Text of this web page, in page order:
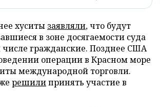
хуситы заявляли, что будут
в зоне досягаемости суда
числе гражданские. Позднее США
операции в Красном море
международной торговли.
решилипринять участие в